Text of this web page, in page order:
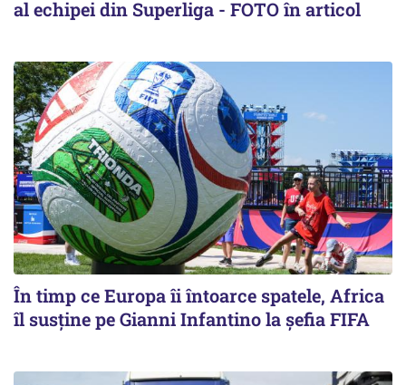
al echipei din Superliga - FOTO în articol
În timp ce Europa îi întoarce spatele, Africa
îl susține pe Gianni Infantino la șefia FIFA